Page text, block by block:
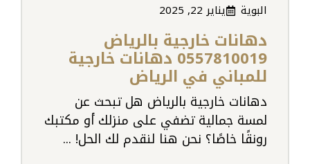
البوية يناير 22, 2025
دهانات خارجية بالرياض
0557810019 دهانات خارجية
للمباني في الرياض
دهانات خارجية بالرياض هل تبحث عن
لمسة جمالية تضفي على منزلك أو مكتبك
رونقًا خاصًا؟ نحن هنا لنقدم لك الحل! ...